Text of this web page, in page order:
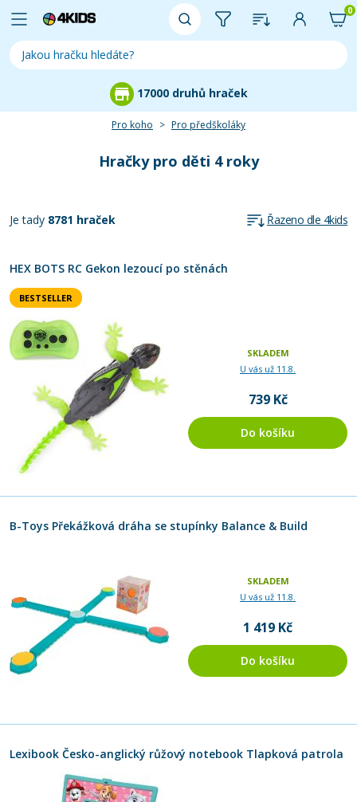
0
17000 druhů hraček
Pro koho Pro předškoláky
Hračky pro děti 4 roky
Je tady 8781 hraček Řazeno dle 4kids
HEX BOTS RC Gekon lezoucí po stěnách
BESTSELLER
SKLADEM
U vás už 11.8.
739 Kč
Do košíku
B-Toys Překážková dráha se stupínky Balance & Build
SKLADEM
U vás už 11.8.
1 419 Kč
Do košíku
Lexibook Česko-anglický růžový notebook Tlapková patrola